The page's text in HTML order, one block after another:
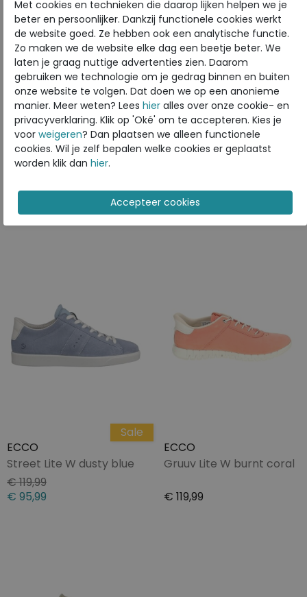
ECCO
Toon alles vanECCO
Naar allesneakers / veterschoenen
Naar alleECCO sneakers / veterschoenen
Materiaal
Leer en suede
Uitneembaar voetbed
ja
Is dit iets voor u?
ECCO
Street Lite W dusty blue
€ 119,99
€ 95,99
Sale
ECCO
Gruuv Lite W burnt coral
€ 119,99
Met cookies en technieken die daarop lijken helpen we je
beter en persoonlijker. Dankzij functionele cookies werkt
de website goed. Ze hebben ook een analytische functie.
Zo maken we de website elke dag een beetje beter. We
laten je graag nuttige advertenties zien. Daarom
gebruiken we technologie om je gedrag binnen en buiten
onze website te volgen. Dat doen we op een anonieme
manier. Meer weten? Lees hier alles over onze cookie- en
privacyverklaring. Klik op 'Oké' om te accepteren. Kies je
voor weigeren? Dan plaatsen we alleen functionele
cookies. Wil je zelf bepalen welke cookies er geplaatst
worden klik dan hier.